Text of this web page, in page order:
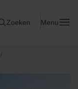
Zoeken Menu
/